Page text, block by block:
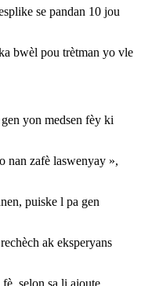
se pandan 10 jou
bwèl pou trètman yo vle
yon medsen fèy ki
nan zafè laswenyay »,
puiske l pa gen
ak eksperyans
selon sa li ajoute,